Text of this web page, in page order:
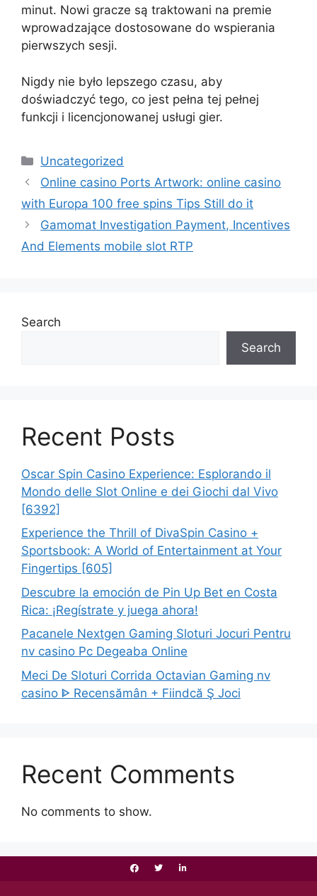
minut. Nowi gracze są traktowani na premie
wprowadzające dostosowane do wspierania
pierwszych sesji.
Nigdy nie było lepszego czasu, aby
doświadczyć tego, co jest pełna tej pełnej
funkcji i licencjonowanej usługi gier.
Uncategorized
Online casino Ports Artwork: online casino
with Europa 100 free spins Tips Still do it
Gamomat Investigation Payment, Incentives
And Elements mobile slot RTP
Search
Search
Recent Posts
Oscar Spin Casino Experience: Esplorando il
Mondo delle Slot Online e dei Giochi dal Vivo
[6392]
Experience the Thrill of DivaSpin Casino +
Sportsbook: A World of Entertainment at Your
Fingertips [605]
Descubre la emoción de Pin Up Bet en Costa
Rica: ¡Regístrate y juega ahora!
Pacanele Nextgen Gaming Sloturi Jocuri Pentru
nv casino Pc Degeaba Online
Meci De Sloturi Corrida Octavian Gaming nv
casino ᐈ Recensămân + Fiindcă Ş Joci
Recent Comments
No comments to show.